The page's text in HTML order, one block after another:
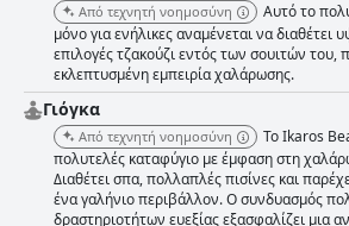
Από τεχνητή νοημοσύνη
Αυτό το
μόνο για ενήλικες αναμένεται να διαθέτει
επιλογές τζακούζι εντός των σουιτών του,
εκλεπτυσμένη εμπειρία χαλάρωσης.
Γιόγκα
Από τεχνητή νοημοσύνη
Το Ikaros
πολυτελές καταφύγιο με έμφαση στη
Διαθέτει σπα, πολλαπλές πισίνες και
ένα γαλήνιο περιβάλλον. Ο συνδυασμός
δραστηριοτήτων ευεξίας εξασφαλίζει μια